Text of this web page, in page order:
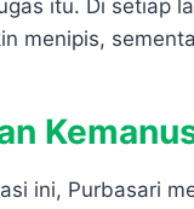
itu. Di setiap
menipis,
ini, Purbasari